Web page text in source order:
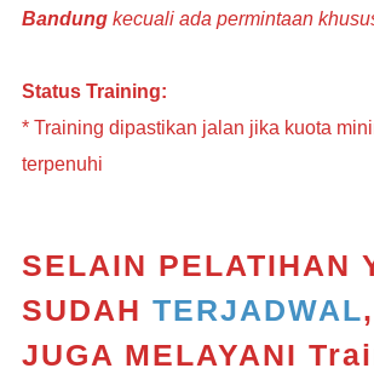
Bandung kecuali ada permintaan
Status Training:
* Training dipastikan jalan jika kuota
terpenuhi
SELAIN PELATIHAN
SUDAH TERJADWAL
JUGA MELAYANI